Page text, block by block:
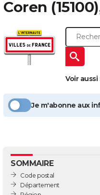
Coren
Voir aussi
Je m'abonne aux
SOMMAIRE
Code postal
Département